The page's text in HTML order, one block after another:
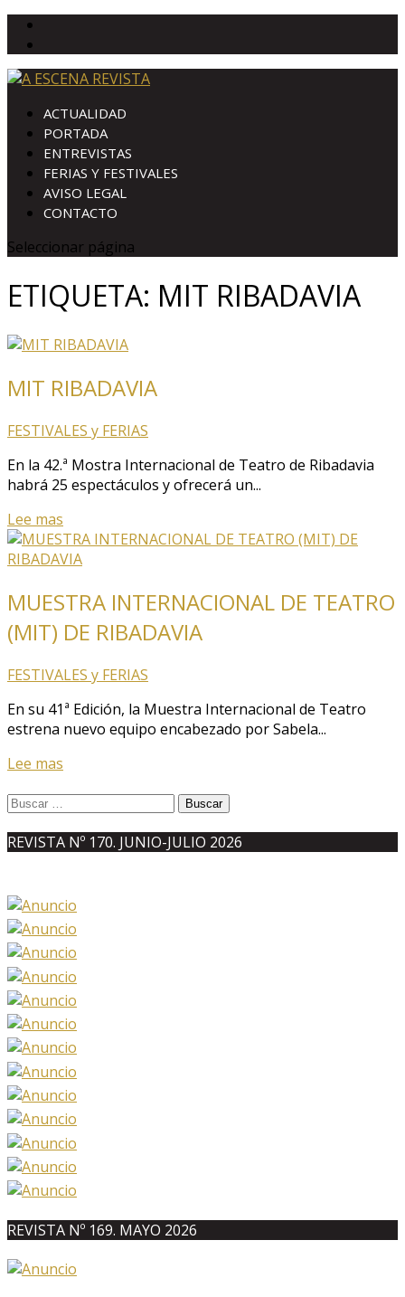
ACTUALIDAD
PORTADA
ENTREVISTAS
FERIAS Y FESTIVALES
AVISO LEGAL
CONTACTO
Seleccionar página
ETIQUETA: MIT RIBADAVIA
MIT RIBADAVIA
FESTIVALES y FERIAS
En la 42.ª Mostra Internacional de Teatro de Ribadavia
habrá 25 espectáculos y ofrecerá un...
Lee mas
MUESTRA INTERNACIONAL DE TEATRO
(MIT) DE RIBADAVIA
FESTIVALES y FERIAS
En su 41ª Edición, la Muestra Internacional de Teatro
estrena nuevo equipo encabezado por Sabela...
Lee mas
Buscar:
REVISTA Nº 170. JUNIO-JULIO 2026
REVISTA Nº 169. MAYO 2026